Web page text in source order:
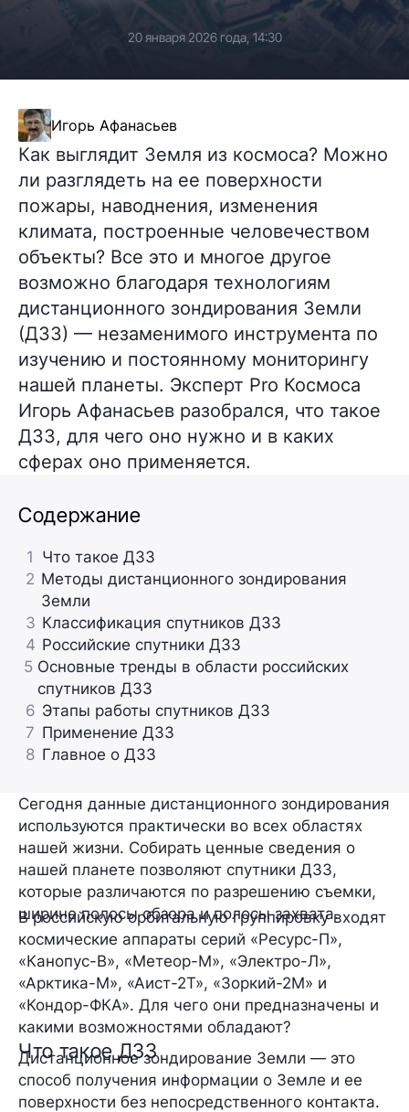
20 января 2026 года, 14:30
Игорь Афанасьев
Как выглядит Земля из космоса? Можно
ли разглядеть на ее поверхности
пожары, наводнения, изменения
климата, построенные человечеством
объекты? Все это и многое другое
возможно благодаря технологиям
дистанционного зондирования Земли
(ДЗЗ) — незаменимого инструмента по
изучению и постоянному мониторингу
нашей планеты. Эксперт Pro Космоса
Игорь Афанасьев разобрался, что такое
ДЗЗ, для чего оно нужно и в каких
сферах оно применяется.
Содержание
1 Что такое ДЗЗ
2 Методы дистанционного зондирования
Земли
3 Классификация спутников ДЗЗ
4 Российские спутники ДЗЗ
5 Основные тренды в области российских
спутников ДЗЗ
6 Этапы работы спутников ДЗЗ
7 Применение ДЗЗ
8 Главное о ДЗЗ
Сегодня данные дистанционного зондирования
используются практически во всех областях
нашей жизни. Собирать ценные сведения о
нашей планете позволяют спутники ДЗЗ,
которые различаются по разрешению съемки,
ширине полосы обзора и полосы захвата.
В российскую орбитальную группировку входят
космические аппараты серий «Ресурс-П»,
«Канопус-В», «Метеор-М», «Электро-Л»,
«Арктика-М», «Аист-2Т», «Зоркий-2М» и
«Кондор-ФКА». Для чего они предназначены и
какими возможностями обладают?
Что такое ДЗЗ
Дистанционное зондирование Земли — это
способ получения информации о Земле и ее
поверхности без непосредственного контакта.